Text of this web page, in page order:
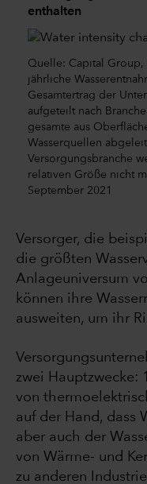
enthalten
Quelle: Capital
jährliche
Gesamtertrag der
aufgeteilt nach
gesamte aus
Wasserquellen
Versorgungsbranche
relativen Größe nicht
September 2021
Versorger, die
die größten
Anlageuniversum
können ihre
ausweiten, um ihr
zwei Hauptzwecke:
von
auf der Hand, dass
aber auch der
von Wärme- und
zu anderen